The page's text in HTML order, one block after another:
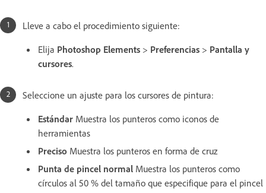
Lleve a cabo el procedimiento siguiente:
Elija Photoshop Elements > Preferencias > Pantalla y
cursores.
Seleccione un ajuste para los cursores de pintura:
Estándar Muestra los punteros como iconos de
herramientas
Preciso Muestra los punteros en forma de cruz
Punta de pincel normal Muestra los punteros como
círculos al 50 % del tamaño que especifique para el pincel